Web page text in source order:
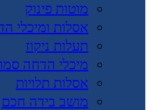
מוטות פינוק
אסלות ומיכלי
תעלות ניקוז
מיכלי הדחה
אסלות תלויות
מושב בידה חכם